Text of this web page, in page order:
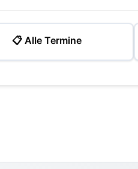
📋 Alle Termine